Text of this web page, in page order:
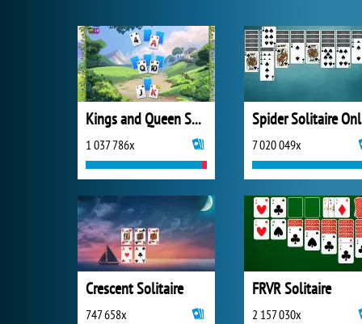
Kings and Queen Solitaire Tripeaks
1 037 786x 7 020 049x
Crescent Solitaire
747 658x
FRVR Solitaire
2 157 030x